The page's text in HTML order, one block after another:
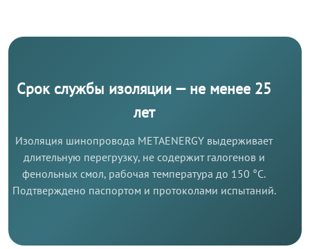
Срок службы изоляции — не менее 25
лет
Изоляция шинопровода METAENERGY выдерживает
длительную перегрузку, не содержит галогенов и
фенольных смол, рабочая температура до 150 °C.
Подтверждено паспортом и протоколами испытаний.